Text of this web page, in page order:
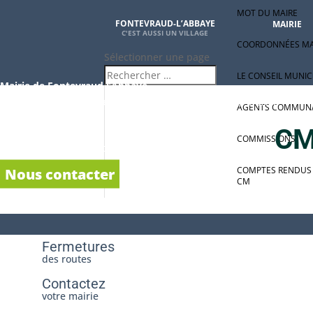
FONTEVRAUD-L’ABBAYE MAIRIE
MOT DU MAIRE
COORDONNÉES
LE CONSEIL
AGENTS
COMMISSIONS
COMPTES RENDUS
CM
Sélectionner une page
Fermetures
des routes
Contactez
votre mairie
Mairie de Fontevraud l’Abbaye
1, place des Plantagenêts49590 FONTEVRAUD L’ABBAYE
accueil-mairie.fontevraud@orange.fr
Nous contacter